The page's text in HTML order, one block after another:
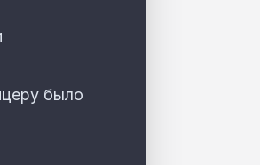
было